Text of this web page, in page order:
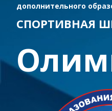
дополнительного
СПОРТИВНАЯ